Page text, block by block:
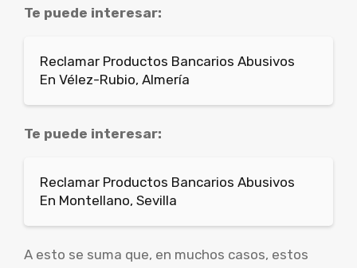
Te puede interesar:
Reclamar Productos Bancarios Abusivos
En Vélez-Rubio, Almería
Te puede interesar:
Reclamar Productos Bancarios Abusivos
En Montellano, Sevilla
A esto se suma que, en muchos casos, estos